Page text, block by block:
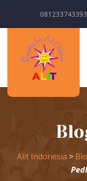
081233743393
Alit Indonesia >